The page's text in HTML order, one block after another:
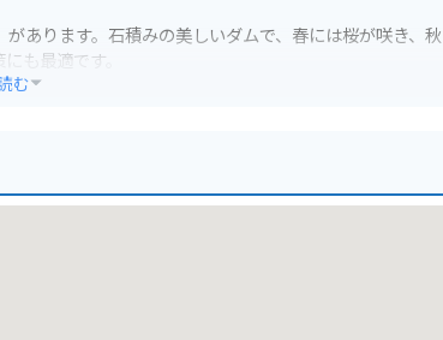
あります。石積みの美しいダムで、春には桜が咲き、
も最適です。
む